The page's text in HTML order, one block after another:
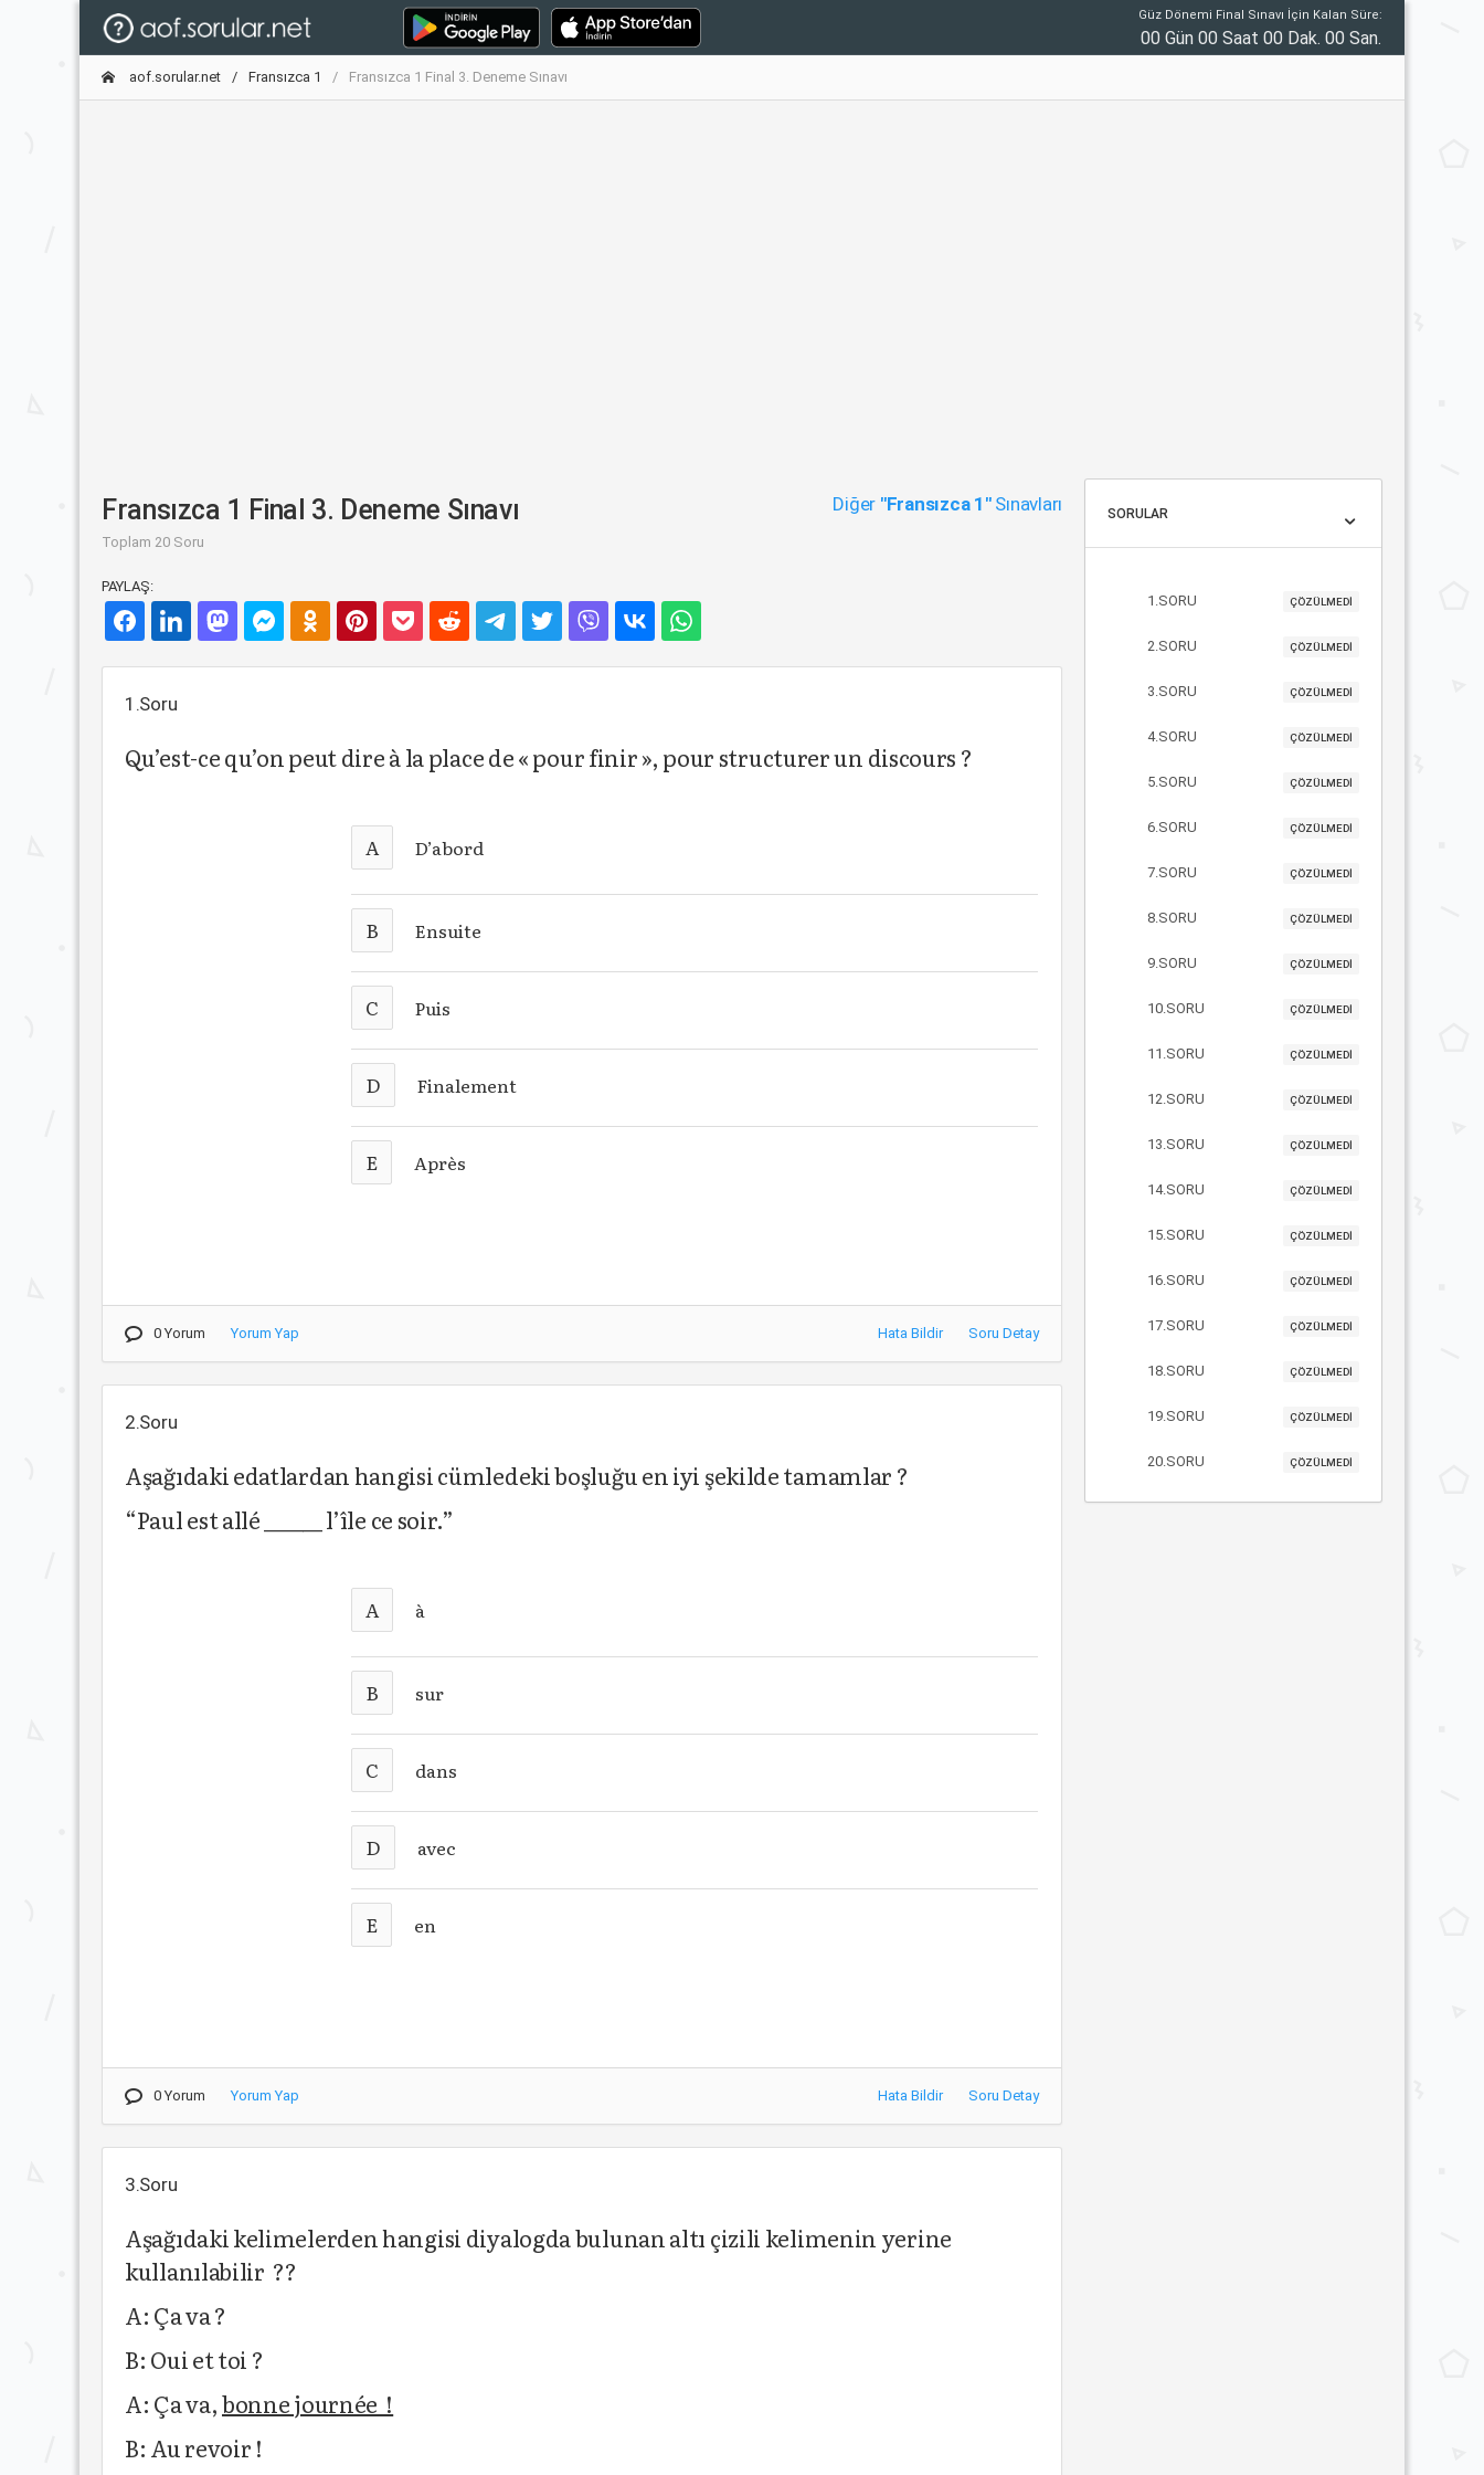
Güz Dönemi Final Sınavı İçin Kalan Süre:
00 Gün 00 Saat 00 Dak. 00 San.
aof.sorular.net Fransızca 1 Fransızca 1 Final 3. Deneme Sınavı
Fransızca 1 Final 3. Deneme Sınavı
Toplam 20 Soru
Diğer "Fransızca 1"Sınavları
PAYLAŞ:
1.Soru
Qu’est-ce qu’on peut dire à la place de « pour finir », pour structurer un discours ?
A D’abord
B Ensuite
C Puis
D Finalement
E Après
0 Yorum Yorum Yap Hata Bildir Soru Detay
2.Soru
Aşağıdaki edatlardan hangisi cümledeki boşluğu en iyi şekilde tamamlar ?
“Paul est allé ______ l’île ce soir.”
A à
B sur
C dans
D avec
E en
0 Yorum Yorum Yap Hata Bildir Soru Detay
3.Soru
Aşağıdaki kelimelerden hangisi diyalogda bulunan altı çizili kelimenin yerine
kullanılabilir ??
A: Ça va ?
B: Oui et toi ?
A: Ça va,bonne journée !
B: Au revoir !
SORULAR
1.SORU ÇÖZÜLMEDİ
2.SORU ÇÖZÜLMEDİ
3.SORU ÇÖZÜLMEDİ
4.SORU ÇÖZÜLMEDİ
5.SORU ÇÖZÜLMEDİ
6.SORU ÇÖZÜLMEDİ
7.SORU ÇÖZÜLMEDİ
8.SORU ÇÖZÜLMEDİ
9.SORU ÇÖZÜLMEDİ
10.SORU ÇÖZÜLMEDİ
11.SORU ÇÖZÜLMEDİ
12.SORU ÇÖZÜLMEDİ
13.SORU ÇÖZÜLMEDİ
14.SORU ÇÖZÜLMEDİ
15.SORU ÇÖZÜLMEDİ
16.SORU ÇÖZÜLMEDİ
17.SORU ÇÖZÜLMEDİ
18.SORU ÇÖZÜLMEDİ
19.SORU ÇÖZÜLMEDİ
20.SORU ÇÖZÜLMEDİ